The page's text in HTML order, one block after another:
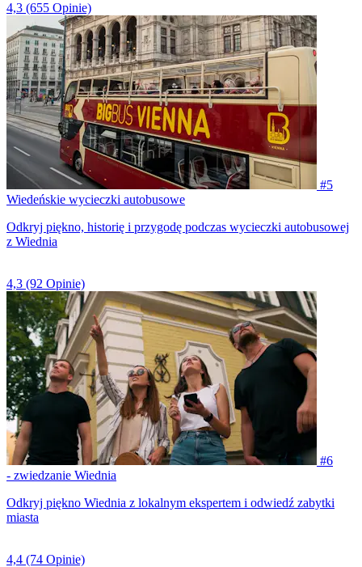
4,3 (655 Opinie)
#5
Wiedeńskie wycieczki autobusowe
Odkryj piękno, historię i przygodę podczas wycieczki autobusowej
z Wiednia
4,3 (92 Opinie)
#6
- zwiedzanie Wiednia
Odkryj piękno Wiednia z lokalnym ekspertem i odwiedź zabytki
miasta
4,4 (74 Opinie)